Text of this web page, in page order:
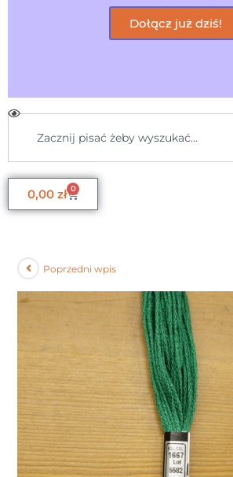
Dołącz już dziś!
0,00 zł 0
Poprzedni wpis